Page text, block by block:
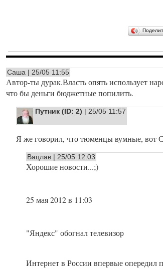
Саша | 25/05 11:55
Автор-ты дурак.Власть опять использует
что бы деньги бюджетные попилить.
Путник (ID: 2) | 25/05 11:57
Я же говорил, что тюменцы вумные, вот
Вацлав | 25/05 12:03
Хорошие новости...;)
25 мая 2012 в 11:03
"Яндекс" обогнал телевизор
Интернет в России впервые опередил